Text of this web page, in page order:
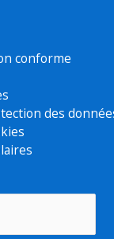
conforme
des